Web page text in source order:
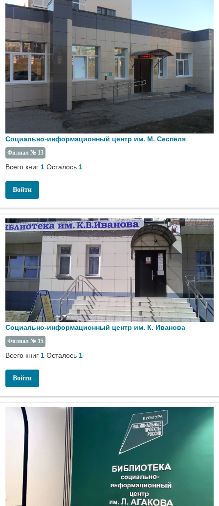
Социально-информационный центр им. М. Сеспеля
Филиал № 13
Всего книг 1 Осталось 1
Войти
Социально-информационный центр им. К. Иванова
Филиал № 15
Всего книг 1 Осталось 1
Войти